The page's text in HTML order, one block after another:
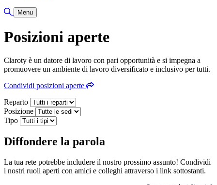
Attiva/disattiva ricerca
Menu
Posizioni aperte
Claroty è un datore di lavoro con pari opportunità e si impegna a
promuovere un ambiente di lavoro diversificato e inclusivo per tutti.
Condividi posizioni aperte
Reparto
Posizione
Tipo
Diffondere la parola
La tua rete potrebbe includere il nostro prossimo assunto! Condividi
i nostri ruoli aperti con amici e colleghi attraverso i link sottostanti.